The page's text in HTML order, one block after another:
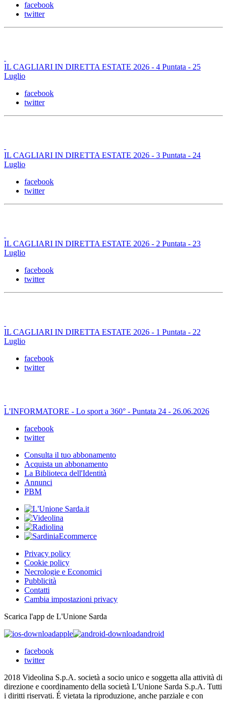
facebook
twitter
IL CAGLIARI IN DIRETTA ESTATE 2026 - 4 Puntata - 25
Luglio
facebook
twitter
IL CAGLIARI IN DIRETTA ESTATE 2026 - 3 Puntata - 24
Luglio
facebook
twitter
IL CAGLIARI IN DIRETTA ESTATE 2026 - 2 Puntata - 23
Luglio
facebook
twitter
IL CAGLIARI IN DIRETTA ESTATE 2026 - 1 Puntata - 22
Luglio
facebook
twitter
L'INFORMATORE - Lo sport a 360° - Puntata 24 - 26.06.2026
facebook
twitter
Consulta il tuo abbonamento
Acquista un abbonamento
La Biblioteca dell'Identità
Annunci
PBM
Privacy policy
Cookie policy
Necrologie e Economici
Pubblicità
Contatti
Cambia impostazioni privacy
Scarica l'app de L'Unione Sarda
apple
android
facebook
twitter
2018 Videolina S.p.A. società a socio unico e soggetta alla attività di
direzione e coordinamento della società L'Unione Sarda S.p.A. Tutti
i diritti riservati. É vietata la riproduzione, anche parziale e con